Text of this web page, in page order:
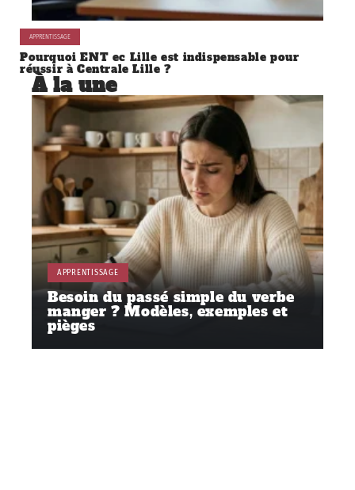
APPRENTISSAGE
Pourquoi ENT ec Lille est indispensable pour
réussir à Centrale Lille ?
À la une
APPRENTISSAGE
Besoin du passé simple du verbe
manger ? Modèles, exemples et
pièges